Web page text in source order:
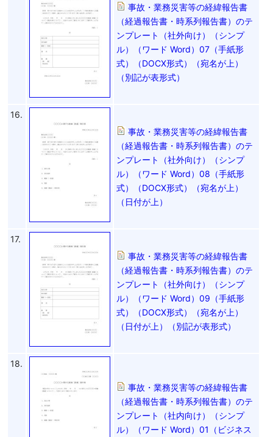
事故・業務災害等の経緯報告書
（経過報告書・時系列報告書）のテ
ンプレート（社外向け）（シンプ
ル）（ワード Word）07（手紙形
式）（DOCX形式）（宛名が上）
（別記が表形式）
16.
事故・業務災害等の経緯報告書
（経過報告書・時系列報告書）のテ
ンプレート（社外向け）（シンプ
ル）（ワード Word）08（手紙形
式）（DOCX形式）（宛名が上）
（日付が上）
17.
事故・業務災害等の経緯報告書
（経過報告書・時系列報告書）のテ
ンプレート（社外向け）（シンプ
ル）（ワード Word）09（手紙形
式）（DOCX形式）（宛名が上）
（日付が上）（別記が表形式）
18.
事故・業務災害等の経緯報告書
（経過報告書・時系列報告書）のテ
ンプレート（社内向け）（シンプ
ル）（ワード Word）01（ビジネス